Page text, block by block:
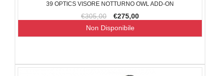
39 OPTICS VISORE NOTTURNO OWL ADD-ON
€305,00 €275,00
Non Disponibile